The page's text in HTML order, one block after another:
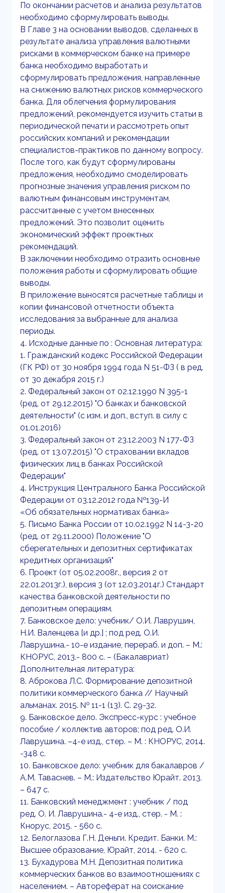
По окончании расчетов и анализа результатов
необходимо сформулировать выводы.
В Главе 3 на основании выводов, сделанных в
результате анализа управления валютными
рисками в коммерческом банке на примере
банка необходимо выработать и
сформулировать предложения, направленные
на снижению валютных рисков коммерческого
банка. Для облегчения формулирования
предложений, рекомендуется изучить статьи в
периодической печати и рассмотреть опыт
российских компаний и рекомендации
специалистов-практиков по данному вопросу.
После того, как будут сформулированы
предложения, необходимо смоделировать
прогнозные значения управления риском по
валютным финансовым инструментам,
рассчитанные с учетом внесенных
предложений. Это позволит оценить
экономический эффект проектных
рекомендаций.
В заключении необходимо отразить основные
положения работы и сформулировать общие
выводы.
В приложение выносятся расчетные таблицы и
копии финансовой отчетности объекта
исследования за выбранные для анализа
периоды.
4. Исходные данные по : Основная литература:
1. Гражданский кодекс Российской Федерации
(ГК РФ) от 30 ноября 1994 года N 51-ФЗ ( в ред.
от 30 декабря 2015 г.)
2. Федеральный закон от 02.12.1990 N 395-1
(ред. от 29.12.2015) "О банках и банковской
деятельности" (с изм. и доп., вступ. в силу с
01.01.2016)
3. Федеральный закон от 23.12.2003 N 177-ФЗ
(ред. от 13.07.2015) "О страховании вкладов
физических лиц в банках Российской
Федерации"
4. Инструкция Центрального Банка Российской
Федерации от 03.12.2012 года №139-И
«Об обязательных нормативах банка»
5. Письмо Банка России от 10.02.1992 N 14-3-20
(ред. от 29.11.2000) Положение "О
сберегательных и депозитных сертификатах
кредитных организаций"
6. Проект (от 05.02.2008г., версия 2 от
22.01.2013г.), версия 3 (от 12.03.2014г.) Стандарт
качества банковской деятельности по
депозитным операциям.
7. Банковское дело: учебник/ О.И. Лаврушин,
Н.И. Валенцева [и др.] ; под ред. О.И.
Лаврушина.- 10-е издание, перераб. и доп. – М.:
КНОРУС, 2013.- 800 с. – (Бакалавриат)
Дополнительная литература:
8. Аброкова Л.С. Формирование депозитной
политики коммерческого банка // Научный
альманах. 2015. № 11-1 (13). С. 29-32.
9. Банковское дело. Экспресс-курс : учебное
пособие / коллектив авторов; под ред. О.И.
Лаврушина. –4-е изд., стер. – М. : КНОРУС, 2014.
-348 с.
10. Банковское дело: учебник для бакалавров /
А.М. Таваснев. – М.: Издательство Юрайт. 2013.
– 647 с.
11. Банковский менеджмент : учебник / под
ред. О. И. Лаврушина.- 4-е изд., стер. - М. :
Кнорус, 2015. - 560 с.
12. Белоглазова Г.Н. Деньги. Кредит. Банки. М.:
Высшее образование, Юрайт, 2014. - 620 с.
13. Бухадурова М.Н. Депозитная политика
коммерческих банков во взаимоотношениях с
населением. – Автореферат на соискание